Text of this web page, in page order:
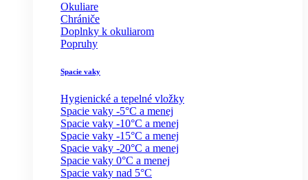
Okuliare
Chrániče
Doplnky k okuliarom
Popruhy
Spacie vaky
Hygienické a tepelné vložky
Spacie vaky -5°C a menej
Spacie vaky -10°C a menej
Spacie vaky -15°C a menej
Spacie vaky -20°C a menej
Spacie vaky 0°C a menej
Spacie vaky nad 5°C